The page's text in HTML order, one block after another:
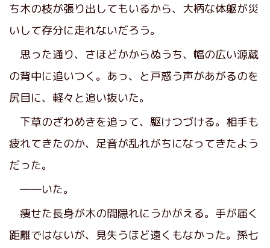
ち木の枝が張り出してもいるから、大柄な体躯が災
いして存分に走れないだろう。
思った通り、さほどかからぬうち、幅の広い源蔵
の背中に追いつく。あっ、と戸惑う声があがるのを
尻目に、軽々と追い抜いた。
下草のざわめきを追って、駆けつづける。相手も
疲れてきたのか、足音が乱れがちになってきたよう
だった。
――いた。
痩せた長身が木の間隠れにうかがえる。手が届く
距離ではないが、見失うほど遠くもなかった。孫七